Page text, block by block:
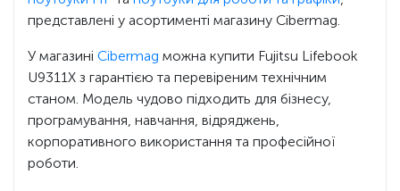
представлені у асортименті магазину Cibermag.
У магазині Cibermag можна купити Fujitsu Lifebook
U9311X з гарантією та перевіреним технічним
станом. Модель чудово підходить для бізнесу,
програмування, навчання, відряджень,
корпоративного використання та професійної
роботи.